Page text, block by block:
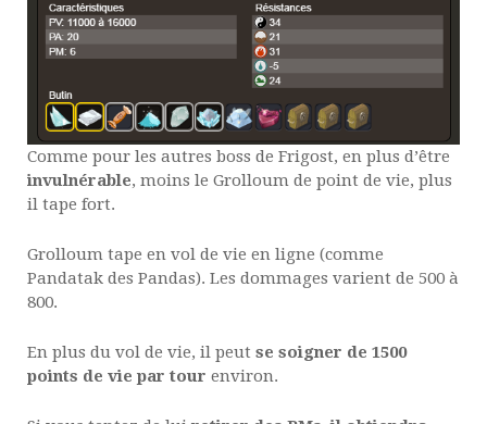
Comme pour les autres boss de Frigost, en plus d’être
invulnérable, moins le Grolloum de point de vie, plus
il tape fort.
Grolloum tape en vol de vie en ligne (comme
Pandatak des Pandas). Les dommages varient de 500 à
800.
En plus du vol de vie, il peut se soigner de 1500
points de vie par tour environ.